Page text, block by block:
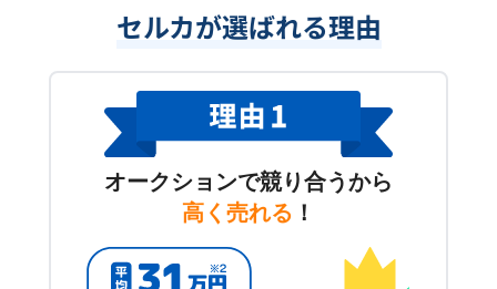
セルカが選ばれる理由
オークションで競り合うから
高く売れる ！